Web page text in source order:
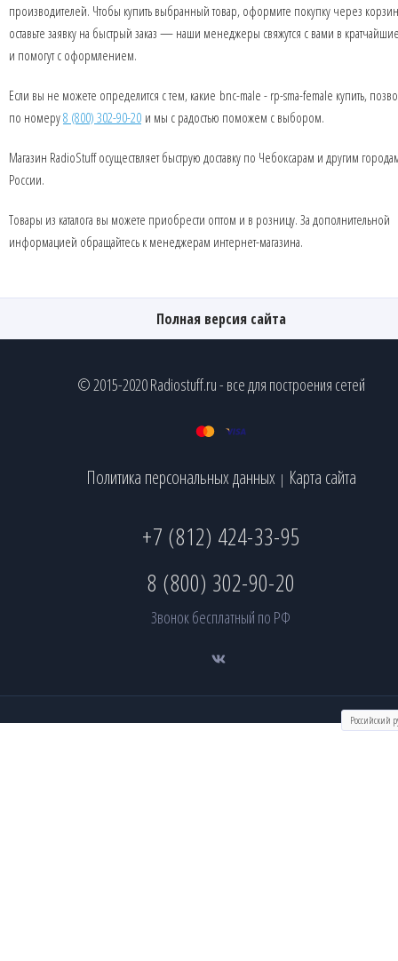
производителей. Чтобы купить выбранный товар, оформите покупку через
оставьте заявку на быстрый заказ — наши менеджеры свяжутся с вами в
и помогут с оформлением.
Если вы не можете определится с тем, какие bnc-male - rp-sma-female купить,
по номеру8 (800) 302-90-20 и мы с радостью поможем с выбором.
Магазин RadioStuff осуществляет быструю доставку по Чебоксарам и другим
России.
Товары из каталога вы можете приобрести оптом и в розницу. За дополнительной
информацией обращайтесь к менеджерам интернет-магазина.
Полная версия сайта
© 2015-2020 Radiostuff.ru - все для построения сетей
Политика персональных данных | Карта сайта
+7 (812) 424-33-95
8 (800) 302-90-20
Звонок бесплатный по РФ